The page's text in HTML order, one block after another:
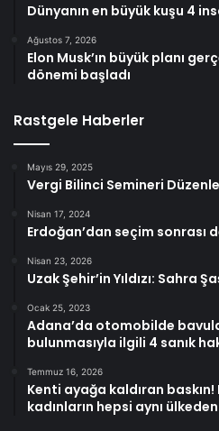
Dünyanın en büyük kuşu 4
Ağustos 7, 2026
Elon Musk’ın büyük planı
dönemi başladı
Rastgele Haberler
Mayıs 29, 2025
Vergi Bilinci Semineri
Nisan 17, 2024
Erdoğan’dan seçim sonrası
Nisan 23, 2026
Uzak Şehir’in Yıldızı: Sahra
Ocak 25, 2023
Adana’da otomobilde
bulunmasıyla ilgili 4 sanık
Temmuz 16, 2026
Kenti ayağa kaldıran
kadınların hepsi aynı ülkeden